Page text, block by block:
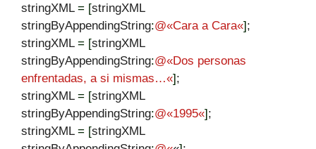
stringXML = [stringXML
stringByAppendingString:@«Cara a Cara«];
stringXML = [stringXML
stringByAppendingString:@«Dos personas
enfrentadas, a si mismas…«];
stringXML = [stringXML
stringByAppendingString:@«1995«];
stringXML = [stringXML